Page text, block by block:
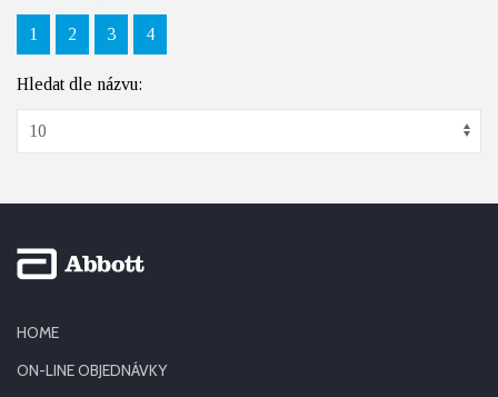
1 2 3 4
Hledat dle názvu:
HOME
ON-LINE OBJEDNÁVKY